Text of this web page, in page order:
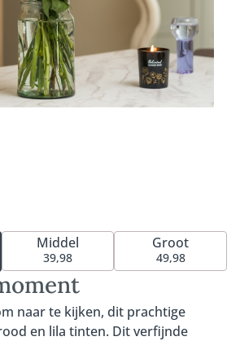
naar te kijken, dit prachtige
en lila tinten. Dit verfijnde
Middel
39,98
Groot
49,98